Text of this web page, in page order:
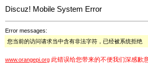
Discuz! Mobile System Error
Error messages:
您当前的访问请求当中含有非法字符，已经被系统拒绝
www.orangepi.org 此错误给您带来的不便我们深感歉